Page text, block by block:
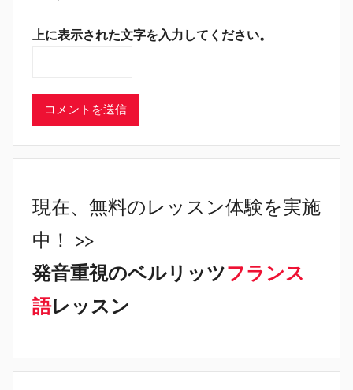
上に表示された文字を入力してください。
現在、無料のレッスン体験を実施
中！ >>
発音重視のベルリッツフランス
語レッスン